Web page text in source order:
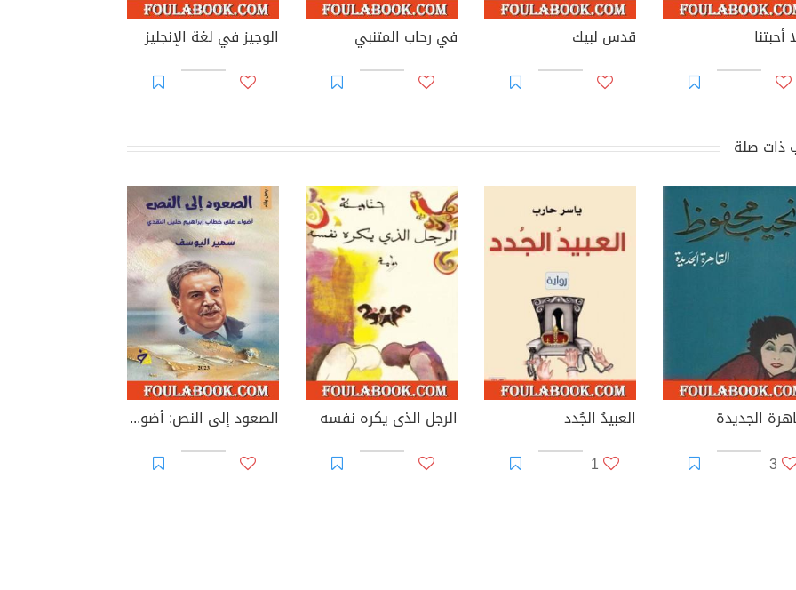
أحبتنا قدس لبيك في رحاب المتنبي الوجيز في لغة الإنجليز
ذات صلة
الجديدة
3
العبيدُ الجُدد
1
الرجل الذى يكره نفسه الصعود إلى النص: أضواء على خطاب إبراهيم خليل النقدي